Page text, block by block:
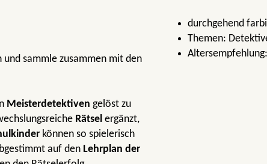
und sammle zusammen mit den
Meisterdetektiven gelöst zu
Rätsel ergänzt,
können so spielerisch
auf den Lehrplan der
durchgehend
Themen:
Altersempfehlung: